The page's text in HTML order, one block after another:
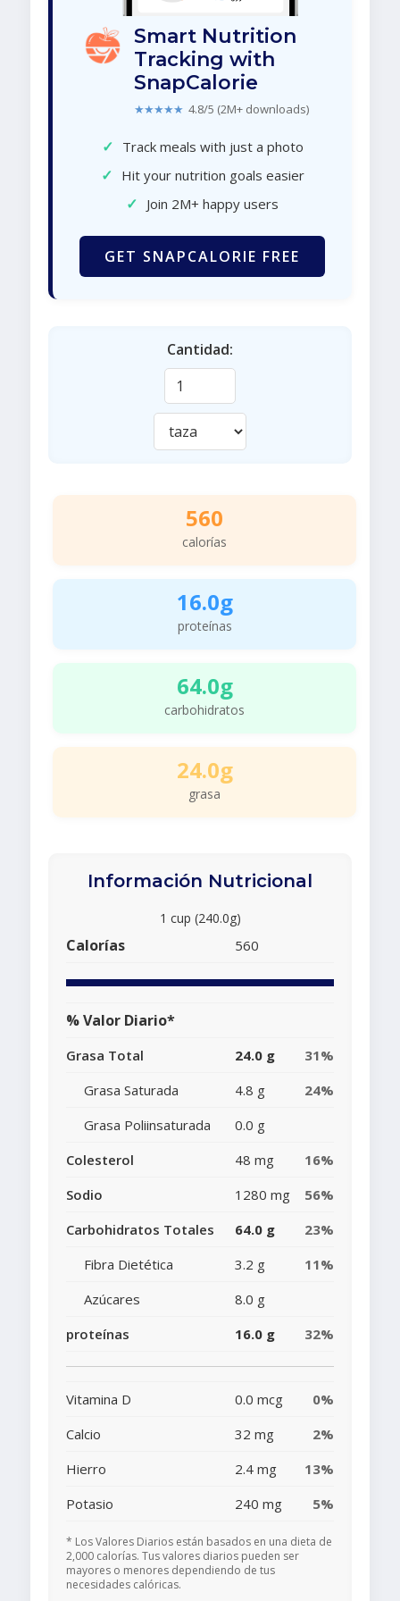
Smart Nutrition
Tracking with
SnapCalorie
★★★★★ 4.8/5 (2M+ downloads)
✓ Track meals with just a photo
✓ Hit your nutrition goals easier
✓ Join 2M+ happy users
GET SNAPCALORIE FREE
Cantidad:
560
calorías
16.0g
proteínas
64.0g
carbohidratos
24.0g
grasa
Información Nutricional
1 cup (240.0g)
Calorías 560
% Valor Diario*
Grasa Total 24.0 g
31%
Grasa Saturada
4.8 g
24%
Grasa Poliinsaturada
0.0 g
Colesterol
48 mg
16%
Sodio
1280 mg
56%
Carbohidratos Totales
64.0 g
23%
Fibra Dietética
3.2 g
11%
Azúcares
8.0 g
proteínas
16.0 g 32%
Vitamina D 0.0 mcg
0%
Calcio
32 mg
2%
Hierro
2.4 mg
13%
Potasio
240 mg 5%
* Los Valores Diarios están basados en una dieta de
2,000 calorías. Tus valores diarios pueden ser
mayores o menores dependiendo de tus
necesidades calóricas.